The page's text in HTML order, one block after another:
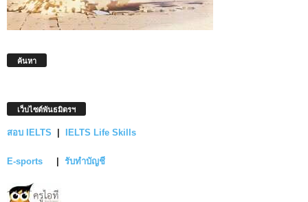
ค้นหา
เว็บไซต์พันธมิตรฯ
สอบ IELTS IELTS Life Skills
E-sports รับทำบัญชี